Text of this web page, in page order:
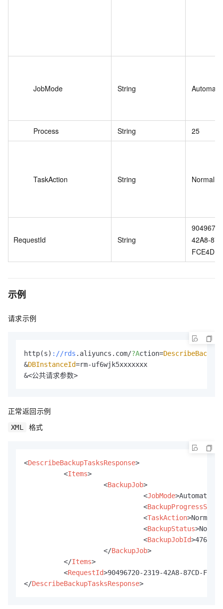
JobMode String
Process String 25
TaskAction String
RequestId String
42A8-
示例
请求示例
http(s) ://rds .aliyuncs.com/?Action=
&DBInstanceId=rm-uf6wjk5xxxxxxx
&<公共请求参数>
正常返回示例
XML 格式
<DescribeBackupTasksResponse>
<Items>
<BackupJob>
<JobMode>Automated
<
<TaskAction>
<BackupStatus>
<BackupJobId>4762614
</BackupJob>
</Items>
<RequestId>90496720-2319-42A8-87CD-
</DescribeBackupTasksResponse>